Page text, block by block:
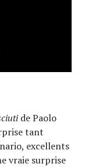
de Paolo
tant
excellents
vraie surprise